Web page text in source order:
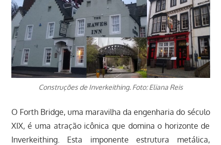
Construções de Inverkeithing. Foto: Eliana Reis
O Forth Bridge, uma maravilha da engenharia do século
XIX, é uma atração icônica que domina o horizonte de
Inverkeithing. Esta imponente estrutura metálica,